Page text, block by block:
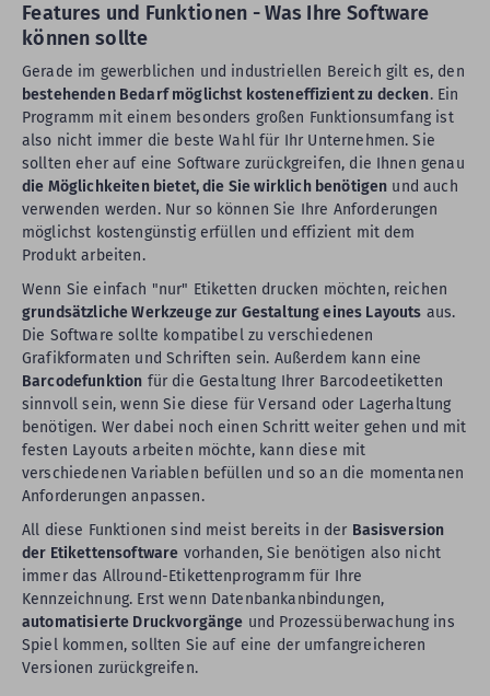
Features und Funktionen - Was Ihre Software
können sollte
Gerade im gewerblichen und industriellen Bereich gilt es, den
bestehenden Bedarf möglichst kosteneffizient zu decken. Ein
Programm mit einem besonders großen Funktionsumfang ist
also nicht immer die beste Wahl für Ihr Unternehmen. Sie
sollten eher auf eine Software zurückgreifen, die Ihnen genau
die Möglichkeiten bietet, die Sie wirklich benötigen und auch
verwenden werden. Nur so können Sie Ihre Anforderungen
möglichst kostengünstig erfüllen und effizient mit dem
Produkt arbeiten.
Wenn Sie einfach "nur" Etiketten drucken möchten, reichen
grundsätzliche Werkzeuge zur Gestaltung eines Layouts aus.
Die Software sollte kompatibel zu verschiedenen
Grafikformaten und Schriften sein. Außerdem kann eine
Barcodefunktion für die Gestaltung Ihrer Barcodeetiketten
sinnvoll sein, wenn Sie diese für Versand oder Lagerhaltung
benötigen. Wer dabei noch einen Schritt weiter gehen und mit
festen Layouts arbeiten möchte, kann diese mit
verschiedenen Variablen befüllen und so an die momentanen
Anforderungen anpassen.
All diese Funktionen sind meist bereits in der Basisversion
der Etikettensoftware vorhanden, Sie benötigen also nicht
immer das Allround-Etikettenprogramm für Ihre
Kennzeichnung. Erst wenn Datenbankanbindungen,
automatisierte Druckvorgänge und Prozessüberwachung ins
Spiel kommen, sollten Sie auf eine der umfangreicheren
Versionen zurückgreifen.